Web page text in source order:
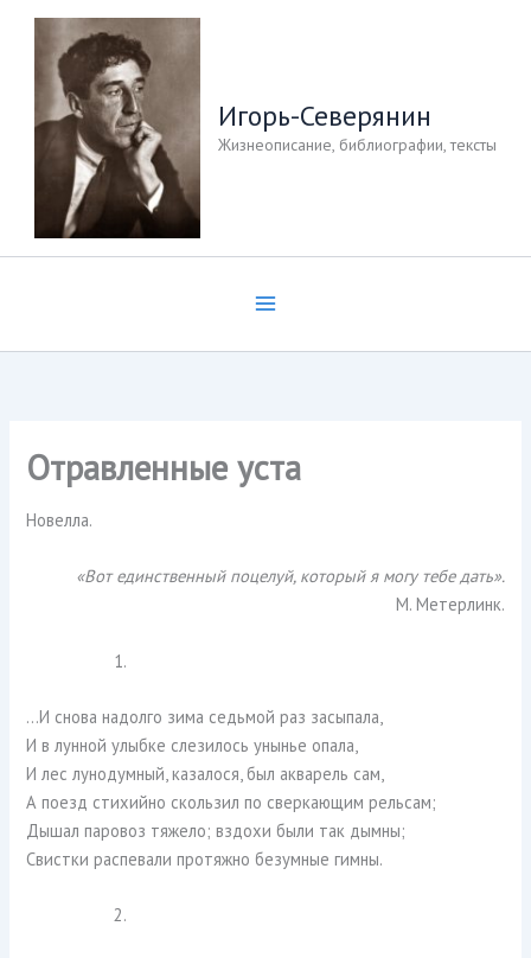
Перейти
содержимому
Игорь-Северянин
Жизнеописание, библиографии, тексты
Отравленные уста
Новелла.
«Вот единственный поцелуй, который я могу тебе дать».
М. Метерлинк.
1.
…И снова надолго зима седьмой раз засыпала,
И в лунной улыбке слезилось унынье опала,
И лес лунодумный, казалося, был акварель сам,
А поезд стихийно скользил по сверкающим рельсам;
Дышал паровоз тяжело; вздохи были так дымны;
Свистки распевали протяжно безумные гимны.
2.